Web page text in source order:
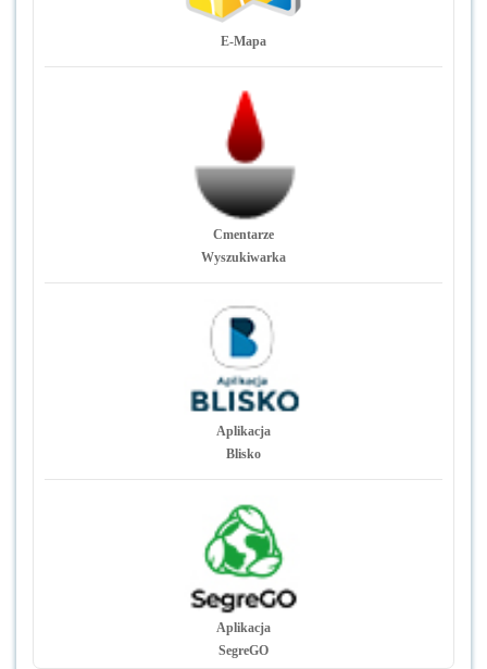
E-Mapa
Cmentarze
Wyszukiwarka
Aplikacja
Blisko
Aplikacja
SegreGO